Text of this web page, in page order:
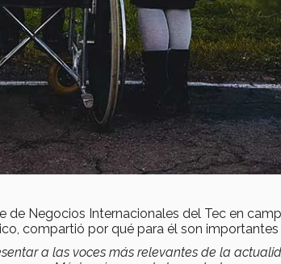
de Negocios Internacionales del Tec en
compartió por qué para él son
a las voces más relevantes de la